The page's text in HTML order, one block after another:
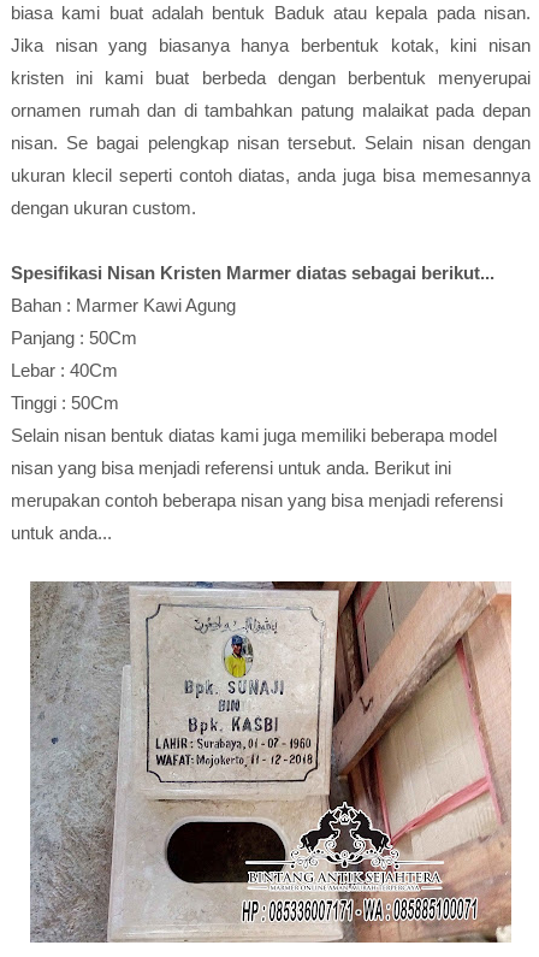
biasa kami buat adalah bentuk Baduk atau kepala pada nisan.
Jika nisan yang biasanya hanya berbentuk kotak, kini nisan
kristen ini kami buat berbeda dengan berbentuk menyerupai
ornamen rumah dan di tambahkan patung malaikat pada depan
nisan. Se bagai pelengkap nisan tersebut. Selain nisan dengan
ukuran klecil seperti contoh diatas, anda juga bisa memesannya
dengan ukuran custom.
Spesifikasi Nisan Kristen Marmer diatas sebagai berikut...
Bahan : Marmer Kawi Agung
Panjang : 50Cm
Lebar : 40Cm
Tinggi : 50Cm
Selain nisan bentuk diatas kami juga memiliki beberapa model
nisan yang bisa menjadi referensi untuk anda. Berikut ini
merupakan contoh beberapa nisan yang bisa menjadi referensi
untuk anda...